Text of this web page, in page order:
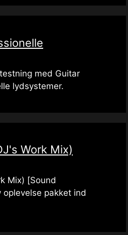
med Guitar
lydsystemer.
Work Mix)
Mix) [Sound
pakket ind